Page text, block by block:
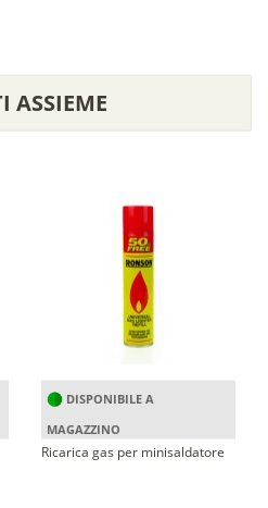
ASSIEME
DISPONIBILE A
MAGAZZINO
Ricarica gas per minisaldatore